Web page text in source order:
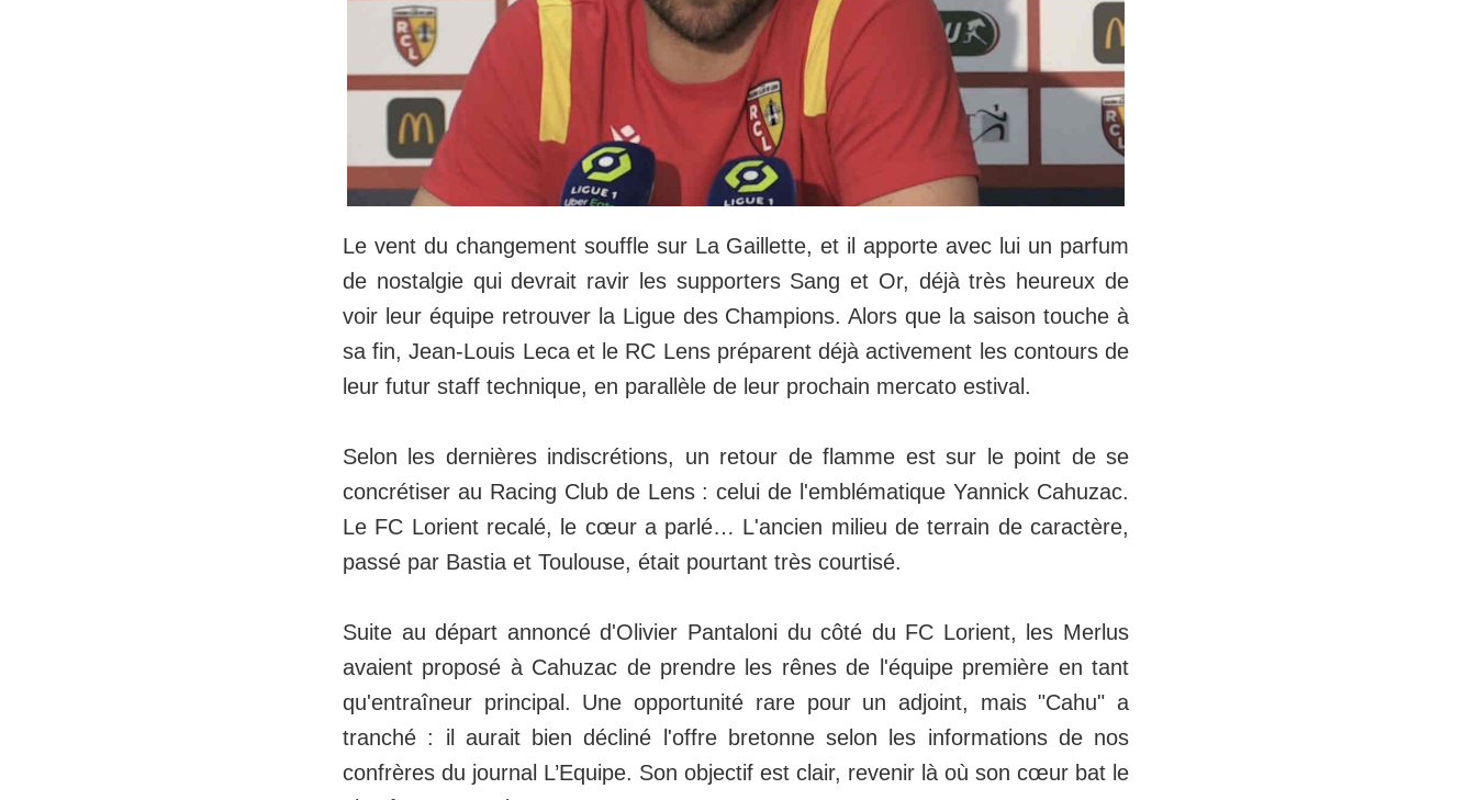
Le vent du changement souffle sur La Gaillette, et il apporte avec lui un parfum
de nostalgie qui devrait ravir les supporters Sang et Or, déjà très heureux de
voir leur équipe retrouver la Ligue des Champions. Alors que la saison touche à
sa fin, Jean-Louis Leca et le RC Lens préparent déjà activement les contours de
leur futur staff technique, en parallèle de leur prochain mercato estival.
Selon les dernières indiscrétions, un retour de flamme est sur le point de se
concrétiser au Racing Club de Lens : celui de l'emblématique Yannick Cahuzac.
Le FC Lorient recalé, le cœur a parlé… L'ancien milieu de terrain de caractère,
passé par Bastia et Toulouse, était pourtant très courtisé.
Suite au départ annoncé d'Olivier Pantaloni du côté du FC Lorient, les Merlus
avaient proposé à Cahuzac de prendre les rênes de l'équipe première en tant
qu'entraîneur principal. Une opportunité rare pour un adjoint, mais "Cahu" a
tranché : il aurait bien décliné l'offre bretonne selon les informations de nos
confrères du journal L’Equipe. Son objectif est clair, revenir là où son cœur bat le